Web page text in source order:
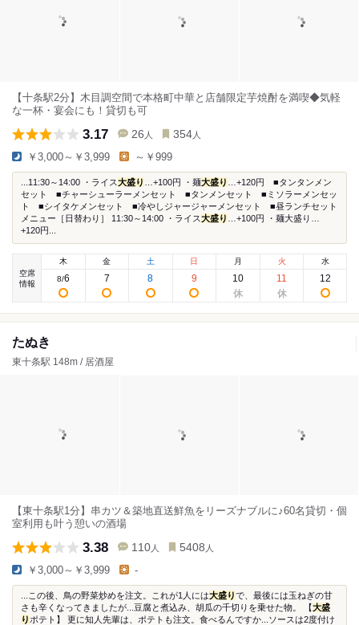
【十条駅2分】木目調空間で本格町中華と店舗限定芋焼酎を満喫◆気軽
な一杯・宴会にも！貸切も可
3.17 26 人 354 人
￥3,000～￥3,999 ～￥999
...11:30～14:00 ・ライス大盛り …+100円 ・麺大盛り
…+120円 ■タンタンメン
セット ■チャーシューラーメンセット ■タンメンセット ■ミソラーメンセッ
ト ■シイタケメンセット ■冷やしジャージャーメンセット ■昼ランチセット
メニュー［日替わり］ 11:30～14:00 ・ライス大盛り
…+100円 ・麺大盛り…
+120円...
空席
情報
木
8/6
金
7
土
8
日
9
月
10
火
11
水
12
たぬき
東十条駅 148m / 居酒屋
【東十条駅1分】串カツ＆築地直送鮮魚をリーズナブルに♪60名貸切・個
室利用も叶う憩いの酒場
3.38 110 人 5408 人
￥3,000～￥3,999 -
...この後、鳥の野菜炒めを注文。これが1人には大盛りで、最後には玉ねぎの甘
さも辛くなってきましたが...豆腐と煮込み、胡瓜の千切りを乗せた物。 【大盛
り ポテト】 更に知人先輩は、ポテトも注文。食べるんですか...ソースは2度付け